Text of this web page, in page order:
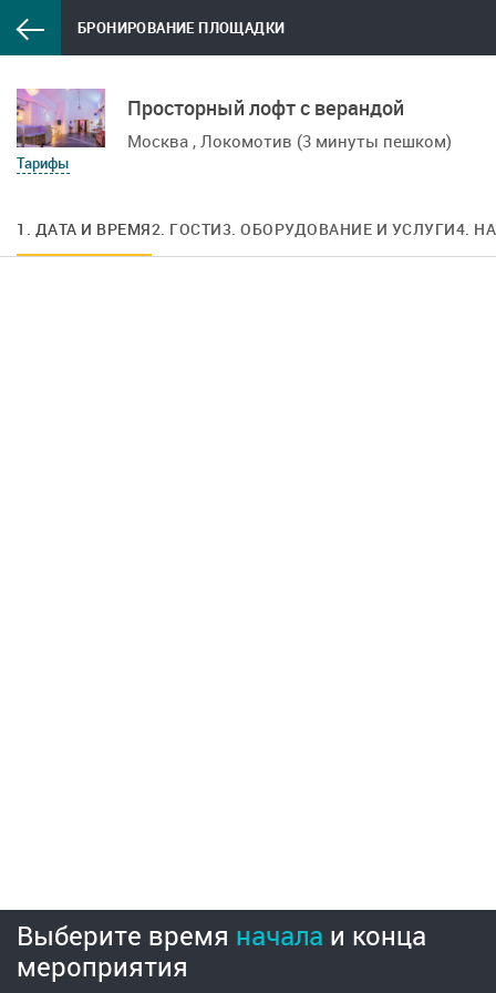
БРОНИРОВАНИЕ ПЛОЩАДКИ
Выберите время начала и конца
мероприятия
Тарифы
Просторный лофт с верандой
Москва , Локомотив (3 минуты пешком)
1. ДАТА И ВРЕМЯ2. ГОСТИ3. ОБОРУДОВАНИЕ И УСЛУГИ4.